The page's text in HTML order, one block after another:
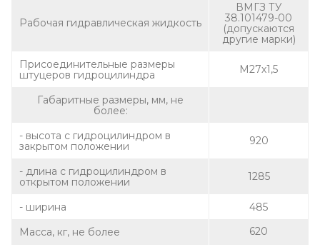
Рабочая гидравлическая жидкость
ВМГЗ ТУ
38.101479-00
(допускаются
другие марки)
Присоединительные размеры
штуцеров гидроцилиндра
М27х1,5
Габаритные размеры, мм, не
более:
- высота с гидроцилиндром в
закрытом положении
920
- длина с гидроцилиндром в
открытом положении
1285
- ширина
485
Масса, кг, не более
620